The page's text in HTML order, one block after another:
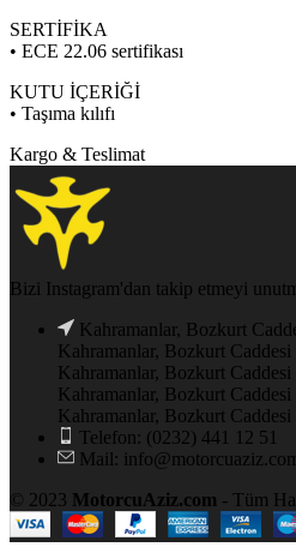
SERTİFİKA
• ECE 22.06 sertifikası
KUTU İÇERİĞİ
• Taşıma kılıfı
Kargo & Teslimat
Bizi Instagram'dan takip etmeyi
Kahramanlar, Bozkurt
Kahramanlar, Bozkurt
Kahramanlar, Bozkurt
Kahramanlar, Bozkurt
Kahramanlar, Bozkurt
Telefon: (0232) 441 12 51
Mail:
© 2023 MotorcuAziz.com - Tüm